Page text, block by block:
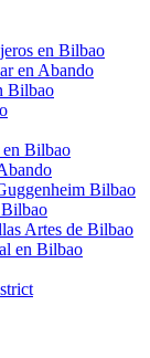
en Bilbao
en Abando
Bilbao
Bilbao
Bilbao
Artes de Bilbao
en Bilbao